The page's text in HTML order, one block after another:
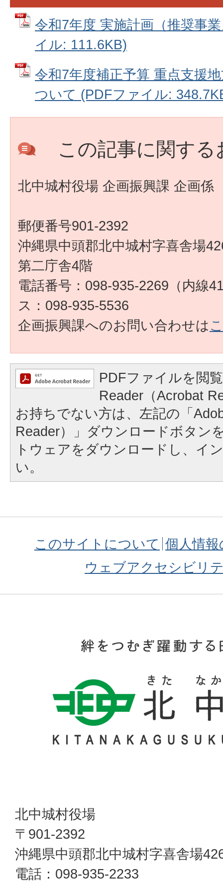
令和7年度 実施計画（推奨事
イル: 111.6KB)
令和7年度補正予算 重点支援
ついて (PDFファイル:
この記事に関す
北中城村役場 企画振興課 企画係
郵便番号901-2392
沖縄県中頭郡北中城村字喜舎場
第二庁舎4階
電話番号：098-935-2269（内線
ス：098-935-5536
企画振興課へのお問い合わせは
PDFファイルを閲
Reader（Acrobat
お持ちでない方は、左記の「
Reader）」ダウンロードボタン
トウェアをダウンロードし、イ
い。
このサイトについて 個人情
ウェブアクセシビリ
北中城村役場
〒901-2392
沖縄県中頭郡北中城村字喜舎場
電話：098-935-2233